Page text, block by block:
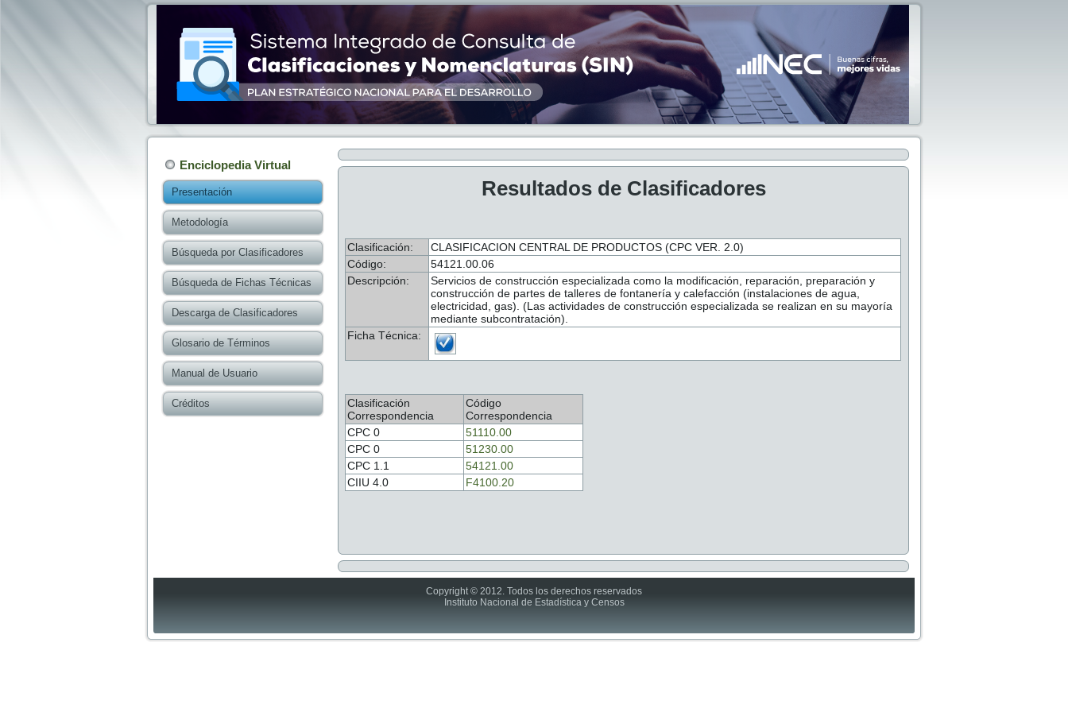
Enciclopedia Virtual
Presentación
Metodología
Búsqueda por Clasificadores
Búsqueda de Fichas Técnicas
Descarga de Clasificadores
Glosario de Términos
Manual de Usuario
Créditos
Resultados de Clasificadores
Clasificación:
CLASIFICACION CENTRAL DE PRODUCTOS (CPC VER. 2.0)
Código:
54121.00.06
Descripción:
Servicios de construcción especializada como la modificación, reparación, preparación y
construcción de partes de talleres de fontanería y calefacción (instalaciones de agua,
electricidad, gas). (Las actividades de construcción especializada se realizan en su mayoría
mediante subcontratación).
Ficha Técnica:
Clasificación
Correspondencia
Código
Correspondencia
CPC 0
51110.00
CPC 0
51230.00
CPC 1.1
54121.00
CIIU 4.0
F4100.20
Copyright © 2012. Todos los derechos reservados
Instituto Nacional de Estadística y Censos